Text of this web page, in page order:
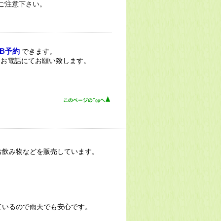
意下さい。
予約 できます。
電話にてお願い致します。
み物などを販売しています。
るので雨天でも安心です。